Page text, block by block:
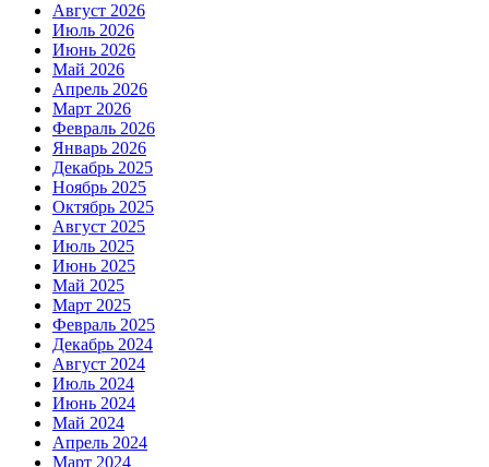
Август 2026
Июль 2026
Июнь 2026
Май 2026
Апрель 2026
Март 2026
Февраль 2026
Январь 2026
Декабрь 2025
Ноябрь 2025
Октябрь 2025
Август 2025
Июль 2025
Июнь 2025
Май 2025
Март 2025
Февраль 2025
Декабрь 2024
Август 2024
Июль 2024
Июнь 2024
Май 2024
Апрель 2024
Март 2024